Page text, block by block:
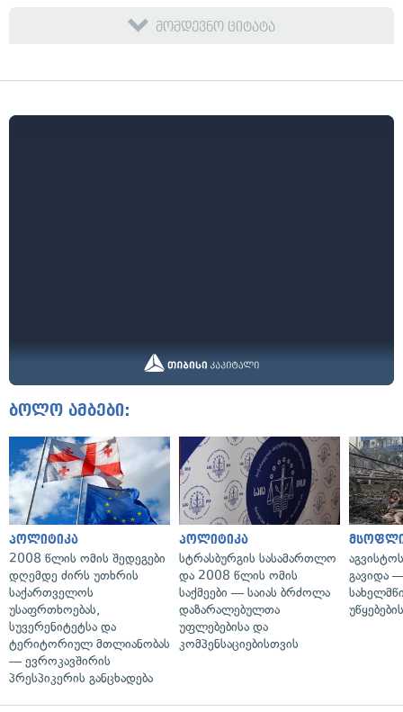
მომდევნო ციტატა
ბოლო ამბები:
პოლიტიკა
2008 წლის ომის შედეგები
დღემდე ძირს უთხრის
საქართველოს
უსაფრთხოებას,
სუვერენიტეტსა და
ტერიტორიულ მთლიანობას
— ევროკავშირის
პრესპიკერის განცხადება
პოლიტიკა
სტრასბურგის სასამართლო
და 2008 წლის ომის
საქმეები — საიას ბრძოლა
დაზარალებულთა
უფლებებისა და
კომპენსაციებისთვის
გავიდა